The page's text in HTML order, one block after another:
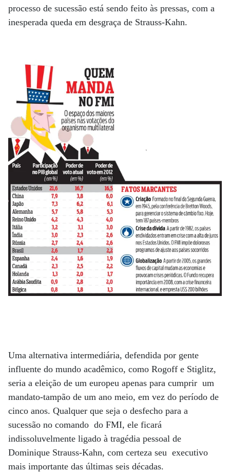
processo de sucessão está sendo feito às pressas, com a
inesperada queda em desgraça de Strauss-Kahn.
Uma alternativa intermediária, defendida por gente
influente do mundo acadêmico, como Rogoff e Stiglitz,
seria a eleição de um europeu apenas para cumprir um
mandato-tampão de um ano meio, em vez do período de
cinco anos. Qualquer que seja o desfecho para a
sucessão no comando do FMI, ele ficará
indissoluvelmente ligado à tragédia pessoal de
Dominique Strauss-Kahn, com certeza seu executivo
mais importante das últimas seis décadas.